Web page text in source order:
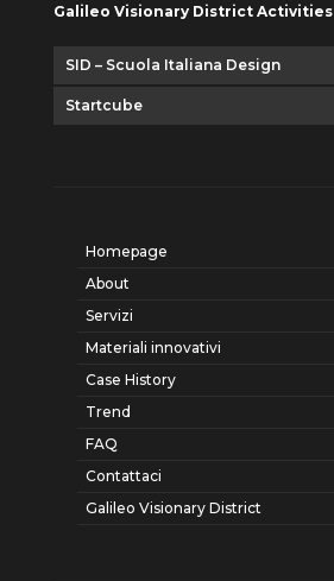
Galileo Visionary District Activities
SID – Scuola Italiana Design
Startcube
Homepage
About
Servizi
Materiali innovativi
Case History
Trend
FAQ
Contattaci
Galileo Visionary District